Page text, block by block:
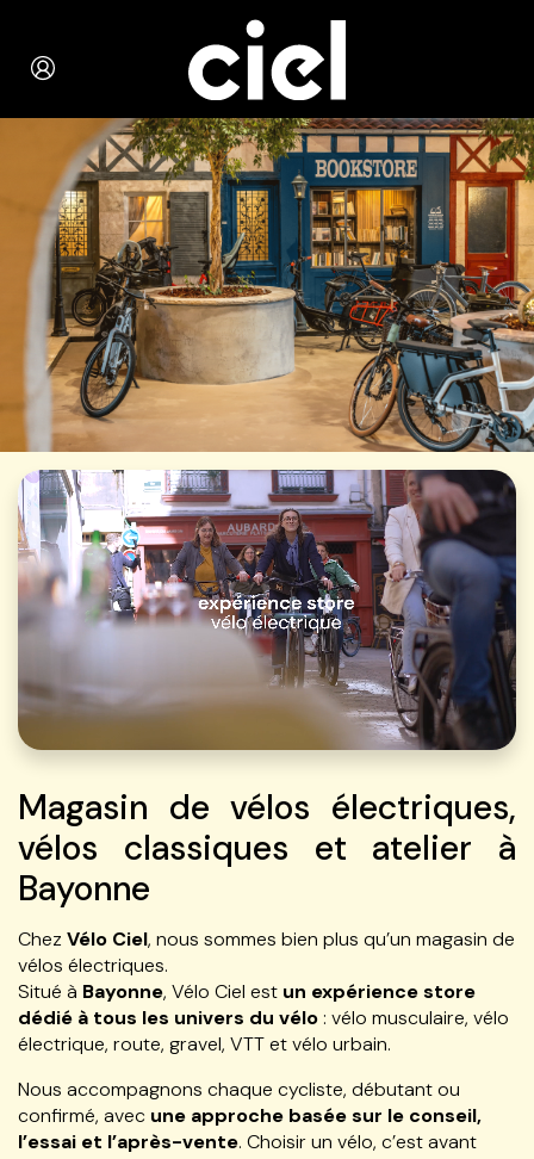
Magasin de vélos électriques,
vélos classiques et atelier à
Bayonne
Chez Vélo Ciel, nous sommes bien plus qu’un magasin de
vélos électriques.
Situé à Bayonne, Vélo Ciel est un expérience store
dédié à tous les univers du vélo : vélo musculaire, vélo
électrique, route, gravel, VTT et vélo urbain.
Nous accompagnons chaque cycliste, débutant ou
confirmé, avec une approche basée sur le conseil,
l’essai et l’après-vente. Choisir un vélo, c’est avant